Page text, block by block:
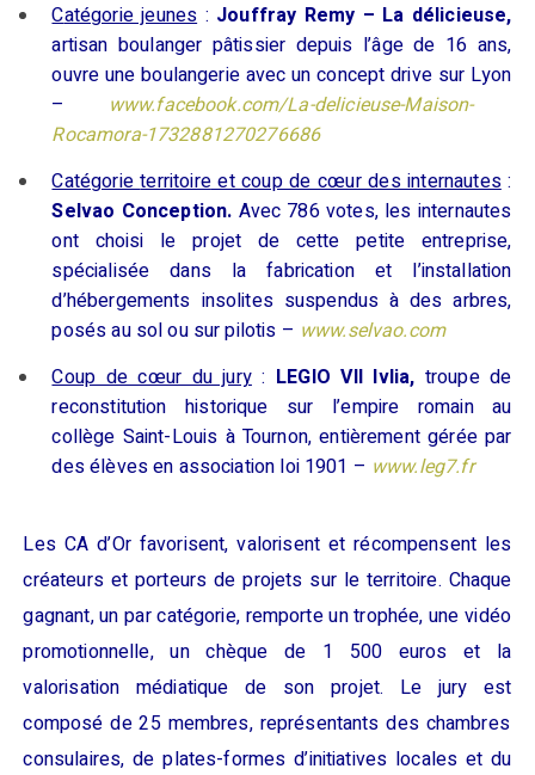
Catégorie jeunes : Jouffray Remy – La délicieuse,
artisan boulanger pâtissier depuis l’âge de 16 ans,
ouvre une boulangerieavec un concept drive sur Lyon
– www.facebook.com/La-delicieuse-Maison-
Rocamora-1732881270276686
Catégorieterritoireet coup de cœur des internautes :
Selvao Conception. Avec 786 votes, les internautes
ont choisi le projet de cette petite entreprise,
spécialisée dans lafabrication et l’installation
d’hébergements insolites suspendus à des arbres,
posés au sol ou sur pilotis – www.selvao.com
Coup de cœur du jury : LEGIO VII Ivlia, troupede
reconstitution historique sur l’empire romain au
collège Saint-Louis à Tournon, entièrement gérée par
des élèvesen association loi 1901 – www.leg7.fr
Les CA d’Or favorisent, valorisent et récompensent les
créateurs et porteurs de projets sur le territoire. Chaque
gagnant, un par catégorie, remporteun trophée, une vidéo
promotionnelle, un chèque de 1
500 euros et la
valorisation médiatique de son projet. Le jury est
composé de 25 membres, représentants des chambres
consulaires, de plates-formes d’initiatives locales et du